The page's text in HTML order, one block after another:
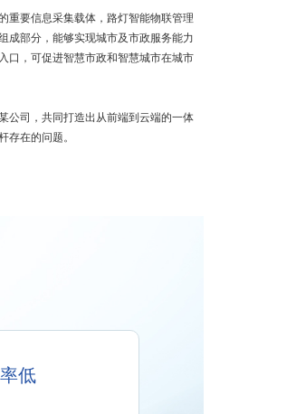
要信息采集载体，路灯智能物联管理
成部分，能够实现城市及市政服务能力
口，可促进智慧市政和智慧城市在城市
公司，共同打造出从前端到云端的一体
在的问题。
低